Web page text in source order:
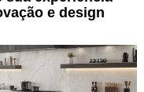
e design